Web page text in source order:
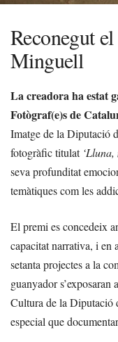
Reconegut
Minguell
La creadora ha estat
Fotògraf(e)s de
Imatge de la Diputació
fotogràfic titulat
seva profunditat
temàtiques com les
El premi es concedeix
capacitat narrativa, i en
setanta projectes a la
guanyador s’exposaran
Cultura de la Diputació
especial que